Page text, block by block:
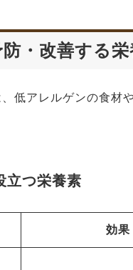
・改善する
低アレルゲンの食材
立つ栄養素
効果